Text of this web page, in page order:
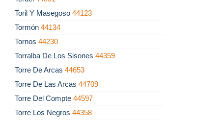
Toril Y Masegoso 44123
Tormón 44134
Tornos 44230
Torralba De Los Sisones 44359
Torre De Arcas 44653
Torre De Las Arcas 44709
Torre Del Compte 44597
Torre Los Negros 44358